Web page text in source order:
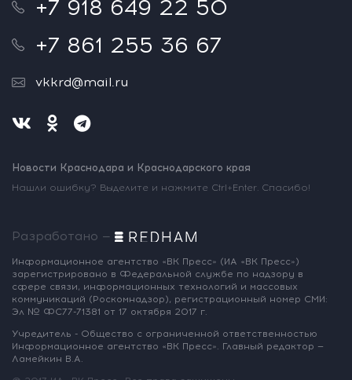
+7 918 649 22 50
+7 861 255 36 67
vkkrd@mail.ru
Новости Краснодара и Краснодарского края
Нашли ошибку? Выделите и нажмите Ctrl+Enter. Спасибо!
Разработано —
Информационное агентство «ВК Пресс» (ИА «ВК Пресс»)
зарегистрировано в Федеральной службе по надзору в
сфере связи, информационных технологий и массовых
коммуникаций (Роскомнадзор), регистрационный номер СМИ:
Эл № ФС77-71381 от 17 октября 2017 г.
Учредитель - Общество с ограниченной ответственностью
Информационное агентство «ВК Пресс». Главный редактор —
Ламейкин В.А.